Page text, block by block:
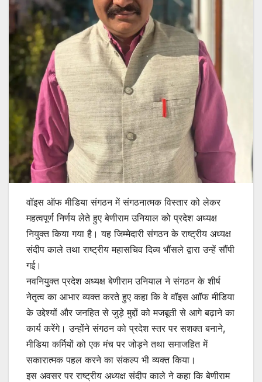
वॉइस ऑफ मीडिया संगठन में संगठनात्मक विस्तार को लेकर
महत्वपूर्ण निर्णय लेते हुए बेणीराम उनियाल को प्रदेश अध्यक्ष
नियुक्त किया गया है। यह जिम्मेदारी संगठन के राष्ट्रीय अध्यक्ष
संदीप काले तथा राष्ट्रीय महासचिव दिव्य भौंसले द्वारा उन्हें सौंपी
गई।
नवनियुक्त प्रदेश अध्यक्ष बेणीराम उनियाल ने संगठन के शीर्ष
नेतृत्व का आभार व्यक्त करते हुए कहा कि वे वॉइस आॉफ मीडिया
के उद्देश्यों और जनहित से जुड़े मुद्दों को मजबूती से आगे बढ़ाने का
कार्य करेंगे। उन्होंने संगठन को प्रदेश स्तर पर सशक्त बनाने,
मीडिया कर्मियों को एक मंच पर जोड़ने तथा समाजहित में
सकारात्मक पहल करने का संकल्प भी व्यक्त किया।
इस अवसर पर राष्ट्रीय अध्यक्ष संदीप काले ने कहा कि बेणीराम